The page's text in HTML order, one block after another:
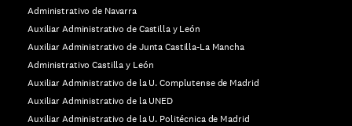
Administrativo de Navarra
Auxiliar Administrativo de Castilla y León
Auxiliar Administrativo de Junta Castilla-La Mancha
Administrativo Castilla y León
Auxiliar Administrativo de la U. Complutense de Madrid
Auxiliar Administrativo de la UNED
Auxiliar Administrativo de la U. Politécnica de Madrid